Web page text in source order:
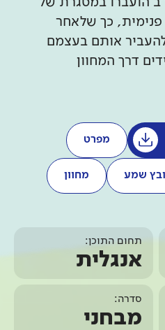
הועברו במסגרת של
פנימית, כך שלאחר
אותם בעצמם
דרך המחוון
מפרט
שמע מחוון
תחום התוכן:
אנגלית
סדרה:
מבחני